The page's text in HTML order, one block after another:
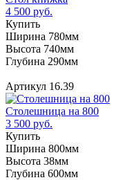
4 500 руб.
Купить
Ширина 780мм
Высота 740мм
Глубина 290мм
Артикул 16.39
Столешница на 800
3 500 руб.
Купить
Ширина 800мм
Высота 38мм
Глубина 600мм